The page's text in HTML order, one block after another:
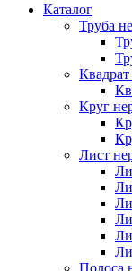
Каталог
Труба
Круг
Лист
Полоса